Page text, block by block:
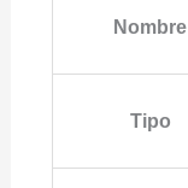
Nombre
Tipo